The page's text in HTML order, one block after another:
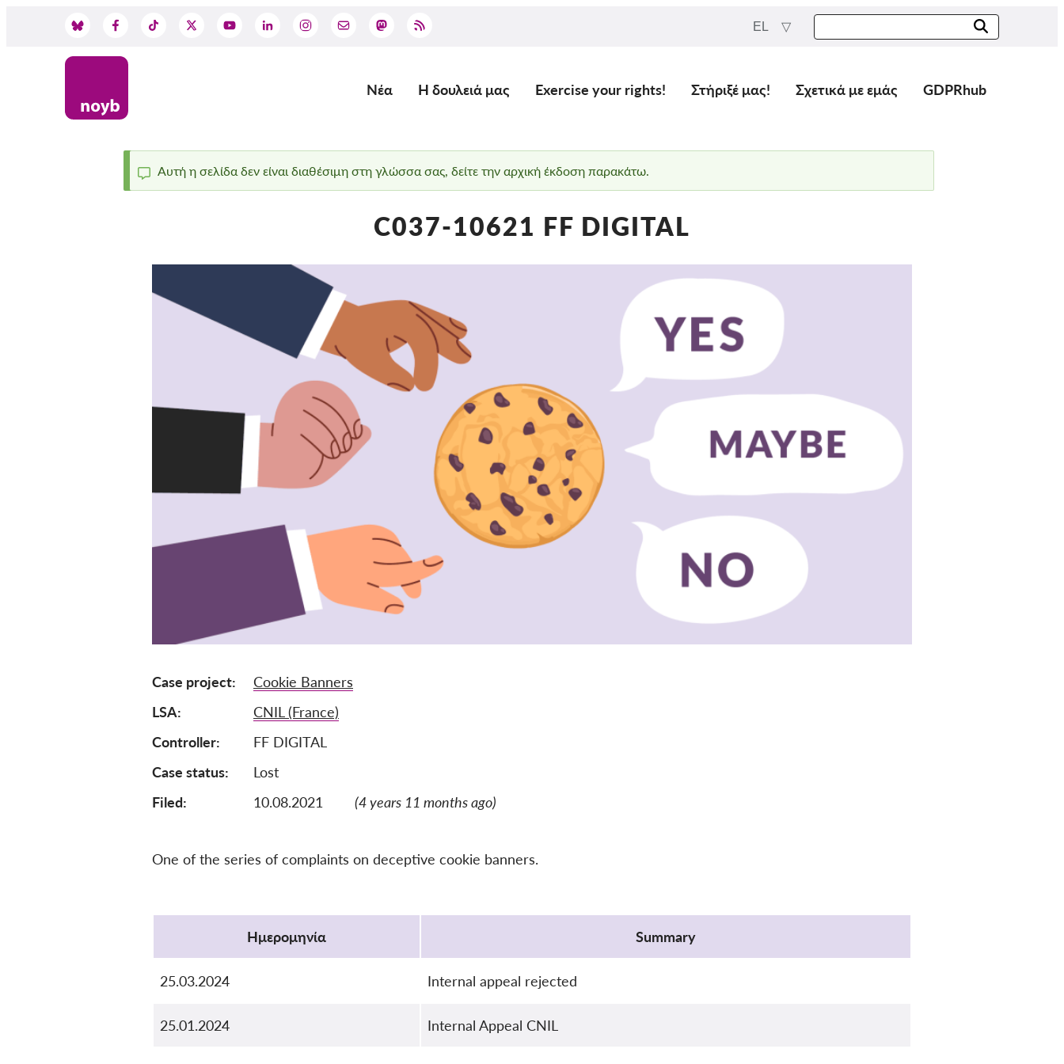
EL
Main
Νέα Η δουλειά μας Exercise your rights! Στήριξέ μας! Σχετικά με εμάς GDPRhub
Status
Αυτή η σελίδα δεν είναι διαθέσιμη στη γλώσσα σας, δείτε την αρχική έκδοση παρακάτω.
C037-10621 FF DIGITAL
Case project
Cookie Banners
LSA
CNIL (France)
Controller
FF DIGITAL
Case status
Lost
Filed:
10.08.2021 (4 years 11 months ago)
One of the series of complaints on deceptive cookie banners.
Ημερομηνία
Summary
25.03.2024 Internal appeal rejected
25.01.2024 Internal Appeal CNIL